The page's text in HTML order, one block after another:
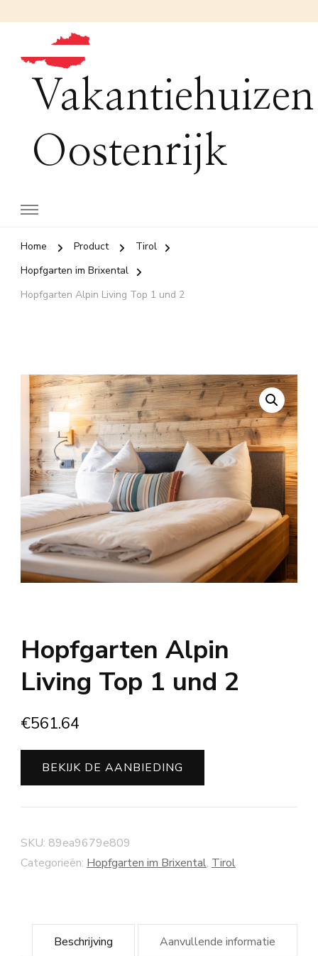
Vakantiehuizen
Oostenrijk
Home Product
Tirol
Hopfgarten im Brixental
Hopfgarten Alpin Living Top 1 und 2
Hopfgarten Alpin
Living Top 1 und 2
€561.64
BEKIJK DE AANBIEDING
SKU: 89ea9679e809
Categorieën: Hopfgarten im Brixental, Tirol
Beschrijving Aanvullende informatie